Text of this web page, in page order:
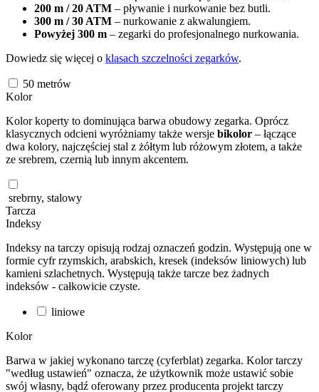
200 m / 20 ATM – pływanie i nurkowanie bez butli.
300 m / 30 ATM – nurkowanie z akwalungiem.
Powyżej 300 m – zegarki do profesjonalnego nurkowania.
Dowiedz się więcej o klasach szczelności zegarków.
50 metrów
Kolor
Kolor koperty to dominująca barwa obudowy zegarka. Oprócz
klasycznych odcieni wyróżniamy także wersje bikolor – łączące
dwa kolory, najczęściej stal z żółtym lub różowym złotem, a także
ze srebrem, czernią lub innym akcentem.
srebrny, stalowy
Tarcza
Indeksy
Indeksy na tarczy opisują rodzaj oznaczeń godzin. Występują one w
formie cyfr rzymskich, arabskich, kresek (indeksów liniowych) lub
kamieni szlachetnych. Występują także tarcze bez żadnych
indeksów - całkowicie czyste.
liniowe
Kolor
Barwa w jakiej wykonano tarczę (cyferblat) zegarka. Kolor tarczy
"według ustawień" oznacza, że użytkownik może ustawić sobie
swój własny, bądź oferowany przez producenta projekt tarczy